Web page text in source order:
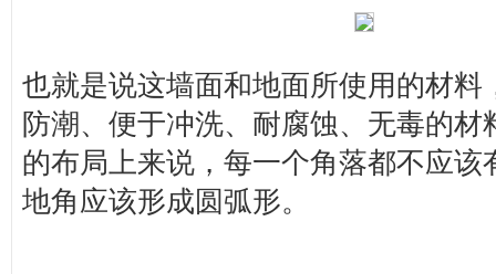
也就是说这墙面和地面所使用的材料
防潮、便于冲洗、耐腐蚀、无毒的材
的布局上来说，每一个角落都不应该
地角应该形成圆弧形。